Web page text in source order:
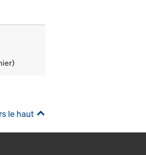
le haut